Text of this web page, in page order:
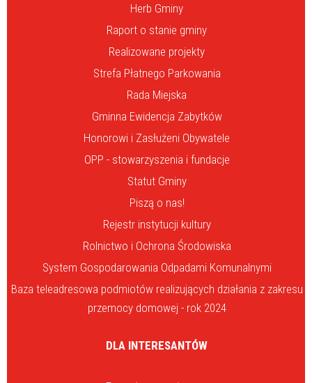
Herb Gminy
Raport o stanie gminy
Realizowane projekty
Strefa Płatnego Parkowania
Rada Miejska
Gminna Ewidencja Zabytków
Honorowi i Zasłużeni Obywatele
OPP - stowarzyszenia i fundacje
Statut Gminy
Piszą o nas!
Rejestr instytucji kultury
Rolnictwo i Ochrona Środowiska
System Gospodarowania Odpadami Komunalnymi
Baza teleadresowa podmiotów realizujących działania z zakresu
przemocy domowej - rok 2024
DLA INTERESANTÓW